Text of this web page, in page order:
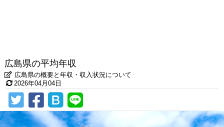
広島県の平均年収
広島県の概要と年収・収入状況について
2026年04月04日